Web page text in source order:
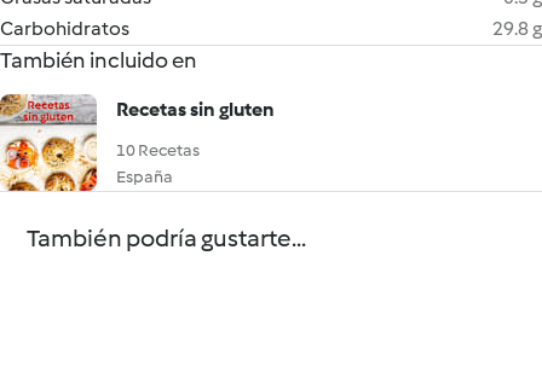
Carbohidratos
29.8 g
También incluido en
Recetas sin gluten
10 Recetas
España
También podría gustarte...